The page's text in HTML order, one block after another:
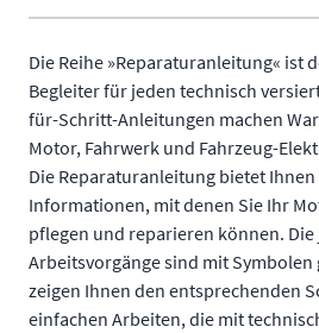
Die Reihe »Reparaturanleitung« ist
Begleiter für jeden technisch
für-Schritt-Anleitungen machen
Motor, Fahrwerk und Fahrzeug-
Die Reparaturanleitung bietet
Informationen, mit denen Sie Ihr
pflegen und reparieren können. Die
Arbeitsvorgänge sind mit
zeigen Ihnen den entsprechenden
einfachen Arbeiten, die mit